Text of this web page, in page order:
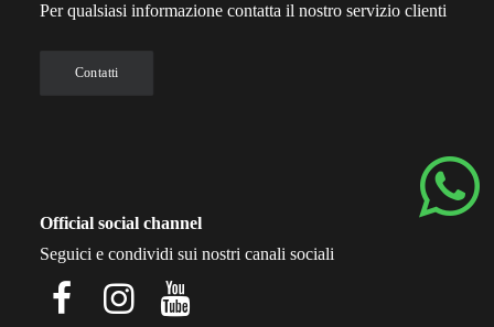
Per qualsiasi informazione contatta il nostro servizio clienti
Contatti
Official social channel
Seguici e condividi sui nostri canali sociali